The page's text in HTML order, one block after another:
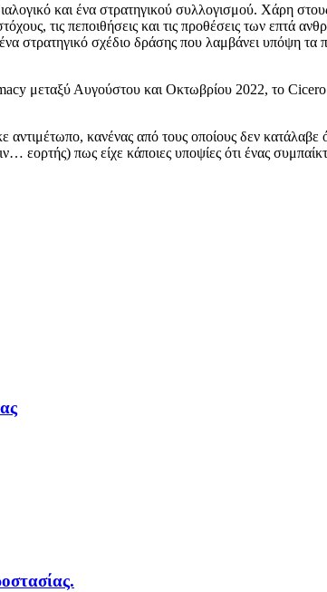
και ένα στρατηγικού συλλογισμού. Χάρη
τις πεποιθήσεις και τις προθέσεις των επτά
στρατηγικό σχέδιο δράσης που λαμβάνει υπόψη
μεταξύ Αυγούστου και Οκτωβρίου 2022, το
κανένας από τους οποίους δεν κατάλαβε
πως είχε κάποιες υποψίες ότι ένας